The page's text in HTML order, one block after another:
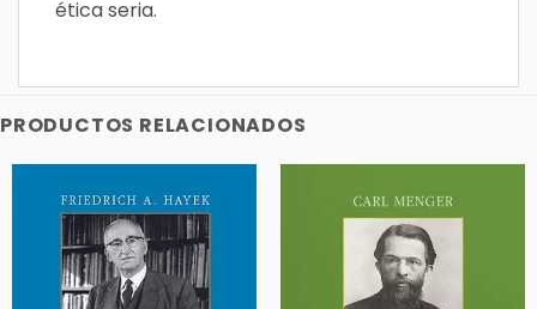
ética seria.
PRODUCTOS RELACIONADOS